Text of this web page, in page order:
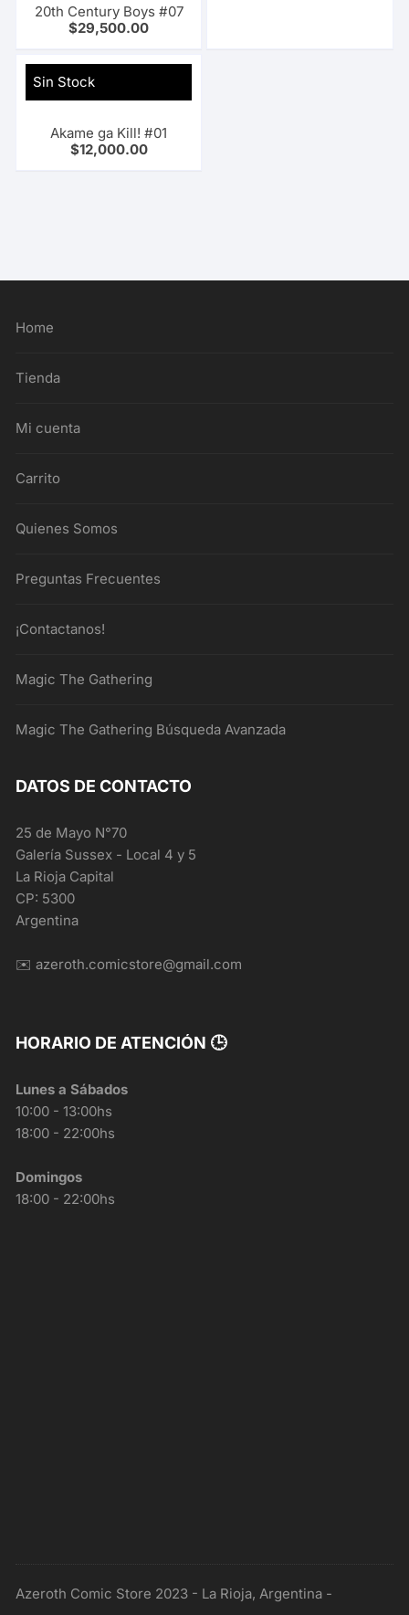
20th Century Boys #07
$29,500.00
Sin Stock
Akame ga Kill! #01
$12,000.00
Home
Tienda
Mi cuenta
Carrito
Quienes Somos
Preguntas Frecuentes
¡Contactanos!
Magic The Gathering
Magic The Gathering Búsqueda Avanzada
DATOS DE CONTACTO
25 de Mayo N°70
Galería Sussex - Local 4 y 5
La Rioja Capital
CP: 5300
Argentina
✉️ azeroth.comicstore@gmail.com
HORARIO DE ATENCIÓN 🕒
Lunes a Sábados
10:00 - 13:00hs
18:00 - 22:00hs
Domingos
18:00 - 22:00hs
Azeroth Comic Store 2023 - La Rioja, Argentina -